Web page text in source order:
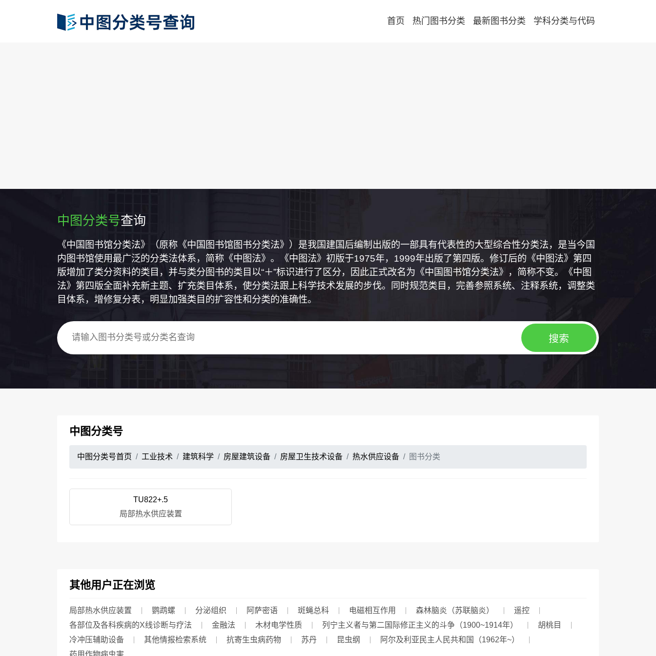
首页 热门图书分类 最新图书分类 学科分类与代码
中图分类号查询
《中国图书馆分类法》（原称《中国图书馆图书分类法》）是我国建国后编制出版的一部具有代表性的大型综合性分类法，是当今国
内图书馆使用最广泛的分类法体系，简称《中图法》。《中图法》初版于1975年，1999年出版了第四版。修订后的《中图法》第四
版增加了类分资料的类目，并与类分图书的类目以“＋”标识进行了区分，因此正式改名为《中国图书馆分类法》，简称不变。《中图
法》第四版全面补充新主题、扩充类目体系，使分类法跟上科学技术发展的步伐。同时规范类目，完善参照系统、注释系统，调整类
目体系，增修复分表，明显加强类目的扩容性和分类的准确性。
中图分类号
中图分类号首页 工业技术 建筑科学 房屋建筑设备 房屋卫生技术设备 热水供应设备 图书分类
TU822+.5
局部热水供应装置
其他用户正在浏览
局部热水供应装置 鹦鹉螺 分泌组织 阿萨密语 斑蝇总科 电磁相互作用 森林脑炎（苏联脑炎）
遥控
各部位及各科疾病的X线诊断与疗法
金融法 木材电学性质 列宁主义者与第二国际修正主义的斗争（1900~1914年）
胡桃目
冷冲压辅助设备
其他情报检索系统 抗寄生虫病药物 苏丹 昆虫纲
阿尔及利亚民主人民共和国（1962年~）
药用作物病虫害